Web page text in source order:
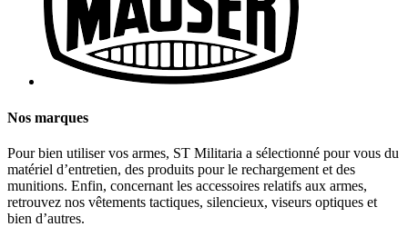
Nos marques
Pour bien utiliser vos armes, ST Militaria a sélectionné pour vous du
matériel d’entretien, des produits pour le rechargement et des
munitions. Enfin, concernant les accessoires relatifs aux armes,
retrouvez nos vêtements tactiques, silencieux, viseurs optiques et
bien d’autres.